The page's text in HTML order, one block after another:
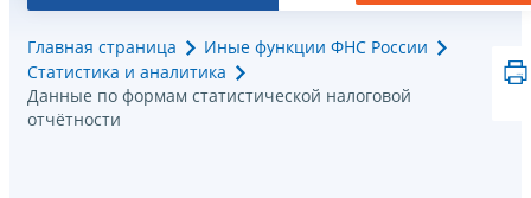
Главная страница
Иные функции ФНС России
Статистика и аналитика
Данные по формам статистической налоговой
отчётности